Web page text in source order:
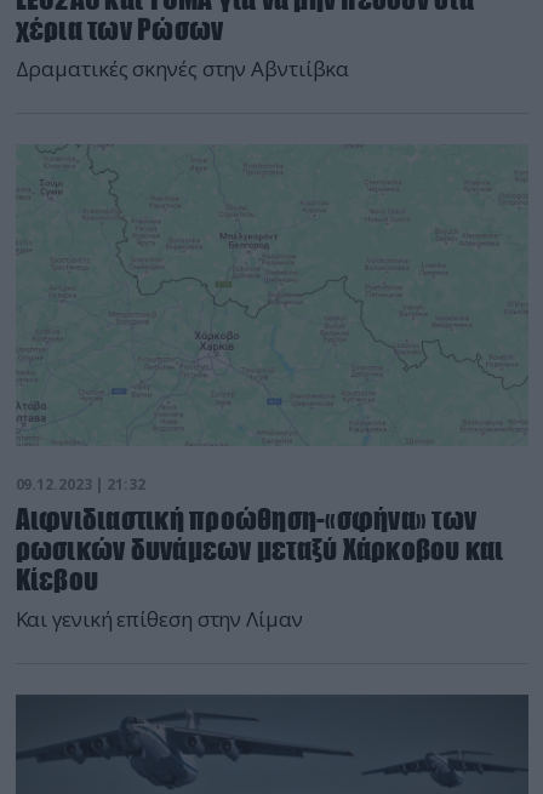
χέρια των Ρώσων
Δραματικές σκηνές στην Αβντιίβκα
09.12.2023 | 21:32
Αιφνιδιαστική προώθηση-«σφήνα» των
ρωσικών δυνάμεων μεταξύ Χάρκοβου και
Κίεβου
Και γενική επίθεση στην Λίμαν